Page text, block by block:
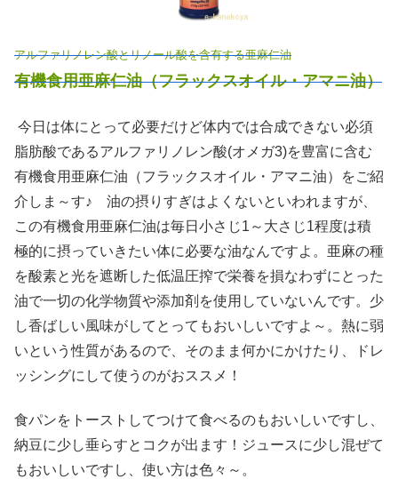
アルファリノレン酸とリノール酸を含有する亜麻仁油
有機食用亜麻仁油（フラックスオイル・アマニ油）
今日は体にとって必要だけど体内では合成できない必須
脂肪酸であるアルファリノレン酸(オメガ3)を豊富に含む
有機食用亜麻仁油（フラックスオイル・アマニ油）をご紹
介しま～す♪ 油の摂りすぎはよくないといわれますが、
この有機食用亜麻仁油は毎日小さじ1～大さじ1程度は積
極的に摂っていきたい体に必要な油なんですよ。亜麻の種
を酸素と光を遮断した低温圧搾で栄養を損なわずにとった
油で一切の化学物質や添加剤を使用していないんです。少
し香ばしい風味がしてとってもおいしいですよ～。熱に弱
いという性質があるので、そのまま何かにかけたり、ドレ
ッシングにして使うのがおススメ！
食パンをトーストしてつけて食べるのもおいしいですし、
納豆に少し垂らすとコクが出ます！ジュースに少し混ぜて
もおいしいですし、使い方は色々～。